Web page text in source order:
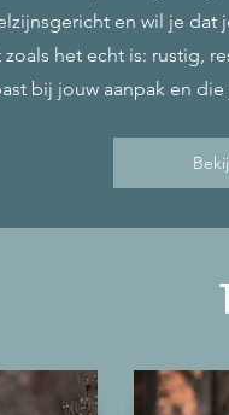
en wil je
het echt is: rustig,
bij jouw aanpak en